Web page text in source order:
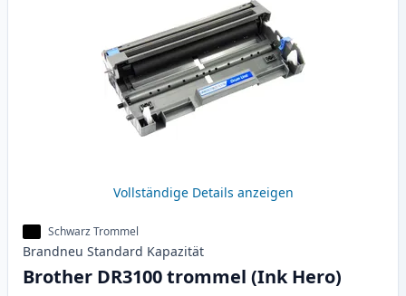
Vollständige Details anzeigen
Schwarz Trommel
Brandneu Standard Kapazität
Brother DR3100 trommel (Ink Hero)